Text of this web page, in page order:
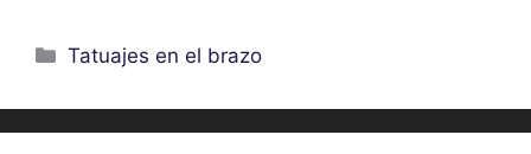
Categorías
Tatuajes en el brazo